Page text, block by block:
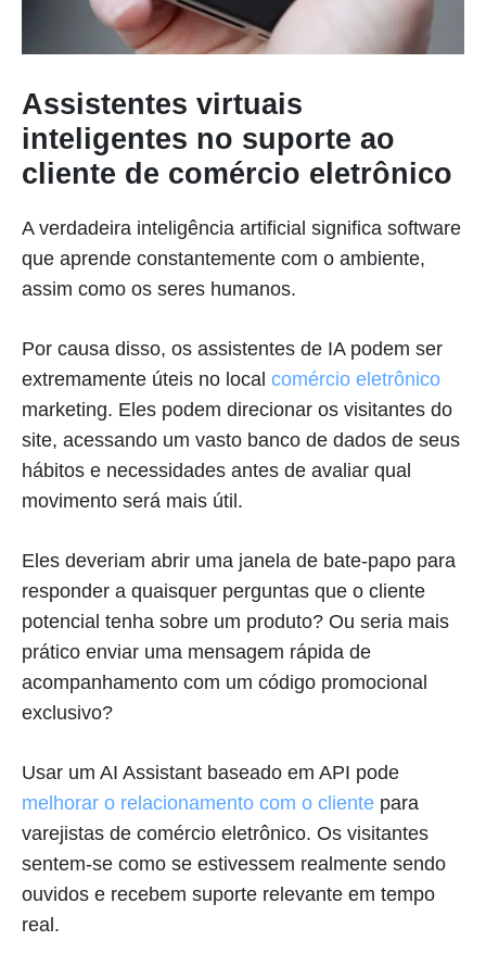
Assistentes virtuais
inteligentes no suporte ao
cliente de comércio eletrônico
A verdadeira inteligência artificial significa software
que aprende constantemente com o ambiente,
assim como os seres humanos.
Por causa disso, os assistentes de IA podem ser
extremamente úteis no local comércio eletrônico
marketing. Eles podem direcionar os visitantes do
site, acessando um vasto banco de dados de seus
hábitos e necessidades antes de avaliar qual
movimento será mais útil.
Eles deveriam abrir uma janela de bate-papo para
responder a quaisquer perguntas que o cliente
potencial tenha sobre um produto? Ou seria mais
prático enviar uma mensagem rápida de
acompanhamento com um código promocional
exclusivo?
Usar um AI Assistant baseado em API pode
melhorar o relacionamento com o cliente para
varejistas de comércio eletrônico. Os visitantes
sentem-se como se estivessem realmente sendo
ouvidos e recebem suporte relevante em tempo
real.